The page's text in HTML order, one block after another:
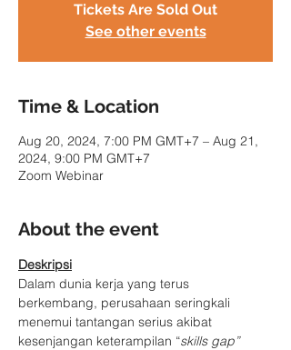
Tickets Are Sold Out
See other events
Time & Location
Aug 20, 2024, 7:00 PM GMT+7 – Aug 21,
2024, 9:00 PM GMT+7
Zoom Webinar
About the event
Deskripsi
Dalam dunia kerja yang terus
berkembang, perusahaan seringkali
menemui tantangan serius akibat
kesenjangan keterampilan “skills gap”